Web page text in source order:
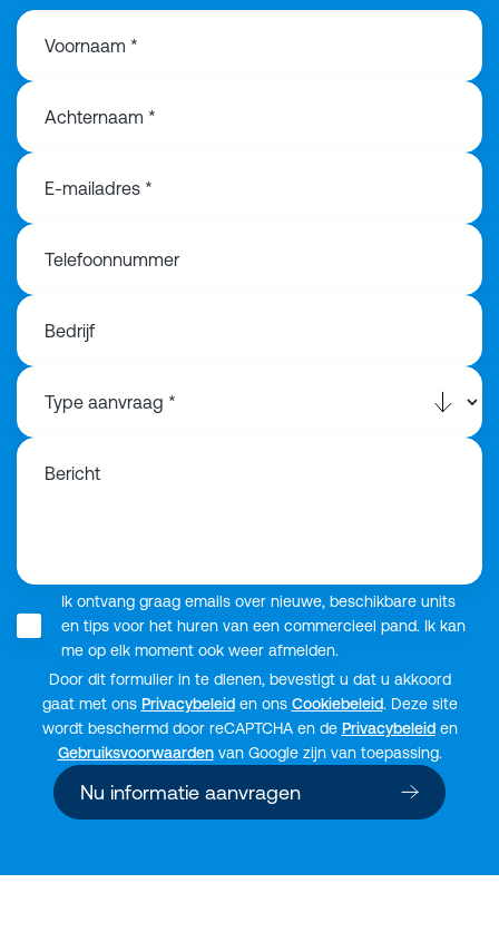
Voornaam *
Achternaam *
E-mailadres *
Telefoonnummer
Bedrijf
Bericht
Ik ontvang graag emails over nieuwe, beschikbare units
en tips voor het huren van een commercieel pand. Ik kan
me op elk moment ook weer afmelden.
Door dit formulier in te dienen, bevestigt u dat u akkoord
gaat met ons Privacybeleiden ons Cookiebeleid. Deze site
wordt beschermd door reCAPTCHA en de Privacybeleiden
Gebruiksvoorwaardenvan Google zijn van toepassing.
Nu informatie aanvragen